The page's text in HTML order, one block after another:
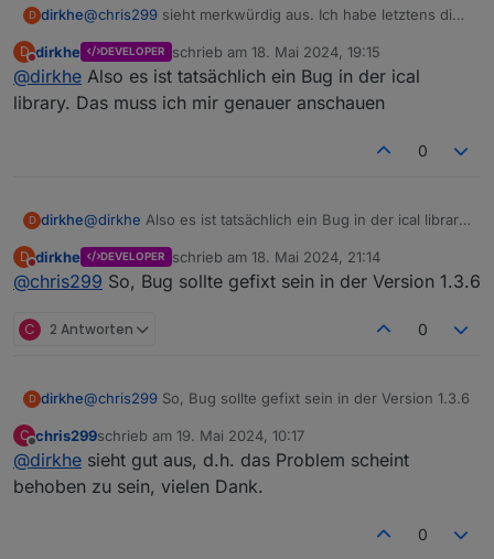
D dirkhe@chris299 sieht merkwürdig aus. Ich habe letztens die
Ich kann mal versuchen, das bei mir nachzustellen.
D
Nicht stören
dirkhe DEVELOPER schrieb am 18. Mai 2024, 19:15
zuletzt editiert von
@dirkhe Also es ist tatsächlich ein Bug in der ical
library. Das muss ich mir genauer anschauen
0
D dirkhe@dirkhe Also es ist tatsächlich ein Bug in der ical library.
D
Nicht stören
dirkhe DEVELOPER schrieb am 18. Mai 2024, 21:14
zuletzt editiert von
@chris299 So, Bug sollte gefixt sein in der Version 1.3.6
C 2 Antworten 0
D dirkhe@chris299 So, Bug sollte gefixt sein in der Version 1.3.6
C
Offline
chris299schrieb am 19. Mai 2024, 10:17
zuletzt editiert von
@dirkhe sieht gut aus, d.h. das Problem scheint
behoben zu sein, vielen Dank.
0